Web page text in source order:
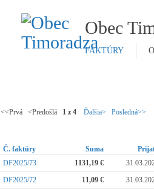
Obec
FAKTÚRY
<<Prvá <Predošlá 1 z 4 Ďalšia> Posledná>>
Č. faktúry Suma
DF2025/73
1131,19 €
DF2025/72
11,09 €